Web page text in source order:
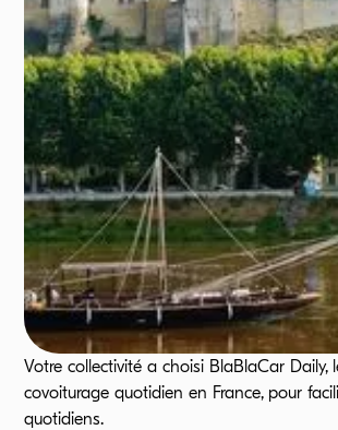
Votre collectivité a choisi BlaBlaCar Daily,
covoiturage quotidien en France, pour
quotidiens.